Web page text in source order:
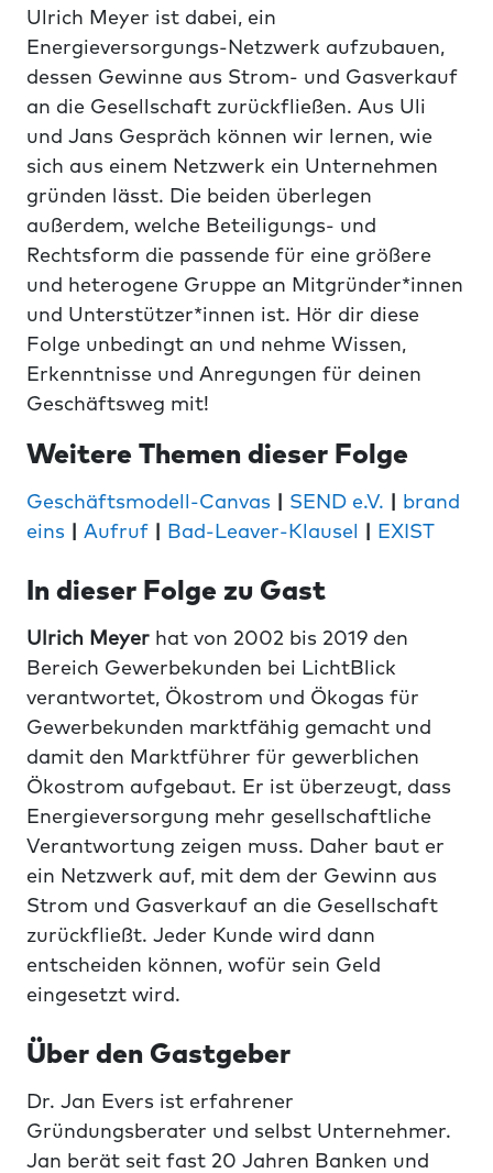
Ulrich Meyer ist dabei, ein
Energieversorgungs-Netzwerk aufzubauen,
dessen Gewinne aus Strom- und Gasverkauf
an die Gesellschaft zurückfließen. Aus Uli
und Jans Gespräch können wir lernen, wie
sich aus einem Netzwerk ein Unternehmen
gründen lässt. Die beiden überlegen
außerdem, welche Beteiligungs- und
Rechtsform die passende für eine größere
und heterogene Gruppe an Mitgründer*innen
und Unterstützer*innen ist. Hör dir diese
Folge unbedingt an und nehme Wissen,
Erkenntnisse und Anregungen für deinen
Geschäftsweg mit!
Weitere Themen dieser Folge
Geschäftsmodell-Canvas | SEND e.V. | brand
eins | Aufruf | Bad-Leaver-Klausel | EXIST
In dieser Folge zu Gast
Ulrich Meyer hat von 2002 bis 2019 den
Bereich Gewerbekunden bei LichtBlick
verantwortet, Ökostrom und Ökogas für
Gewerbekunden marktfähig gemacht und
damit den Marktführer für gewerblichen
Ökostrom aufgebaut. Er ist überzeugt, dass
Energieversorgung mehr gesellschaftliche
Verantwortung zeigen muss. Daher baut er
ein Netzwerk auf, mit dem der Gewinn aus
Strom und Gasverkauf an die Gesellschaft
zurückfließt. Jeder Kunde wird dann
entscheiden können, wofür sein Geld
eingesetzt wird.
Über den Gastgeber
Dr. Jan Evers ist erfahrener
Gründungsberater und selbst Unternehmer.
Jan berät seit fast 20 Jahren Banken und